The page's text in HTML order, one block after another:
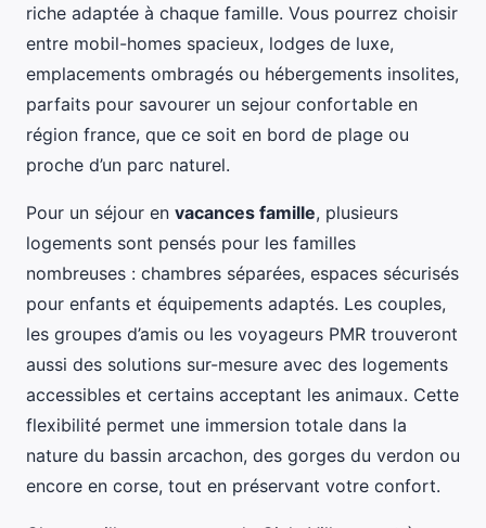
riche adaptée à chaque famille. Vous pourrez choisir
entre mobil-homes spacieux, lodges de luxe,
emplacements ombragés ou hébergements insolites,
parfaits pour savourer un sejour confortable en
région france, que ce soit en bord de plage ou
proche d’un parc naturel.
Pour un séjour en vacances famille, plusieurs
logements sont pensés pour les familles
nombreuses : chambres séparées, espaces sécurisés
pour enfants et équipements adaptés. Les couples,
les groupes d’amis ou les voyageurs PMR trouveront
aussi des solutions sur-mesure avec des logements
accessibles et certains acceptant les animaux. Cette
flexibilité permet une immersion totale dans la
nature du bassin arcachon, des gorges du verdon ou
encore en corse, tout en préservant votre confort.